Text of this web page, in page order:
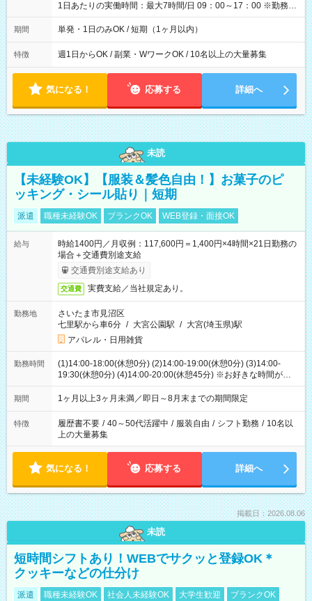
1日あたりの実働時間：最大7時間/日 09：00～17：00 ※勤務時
間は 試験により異なります。
期間 単発・1日のみOK / 短期（1ヶ月以内）
特徴 週1日からOK / 副業・WワークOK / 10名以上の大量募集
気になる！ 応募する 詳細へ
未読
【未経験OK】【服装＆髪色自由！】お菓子のピ
ッキング・シール貼り｜短期
派遣 職種未経験OK ブランクOK WEB登録・面接OK
給与
時給1400円／月収例：117,600円＝1,400円×4時間×21日勤務の
場合＋交通費別途支給
交通費別途支給あり
交通費 実費支給／当社規定あり。
勤務地
さいたま市見沼区
七里駅から車6分 / 大宮公園駅 / 大宮(埼玉県)駅
アパレル・日用雑貨
勤務時間
(1)14:00-18:00(休憩0分) (2)14:00-19:00(休憩0分) (3)14:00-
19:30(休憩0分) (4)14:00-20:00(休憩45分) ※お好きな時間が選べ
ます
期間 1ヶ月以上3ヶ月未満／即日～8月末までの期間限定
特徴 履歴書不要 / 40～50代活躍中 / 服装自由 / シフト勤務 / 10名以
上の大量募集
気になる！ 応募する 詳細へ
掲載日：2026.08.06
未読
短時間シフトあり！WEBでサクッと登録OK＊
クッキーなどの仕分け
派遣 職種未経験OK 社会人未経験OK 大学生歓迎
ブランクOK